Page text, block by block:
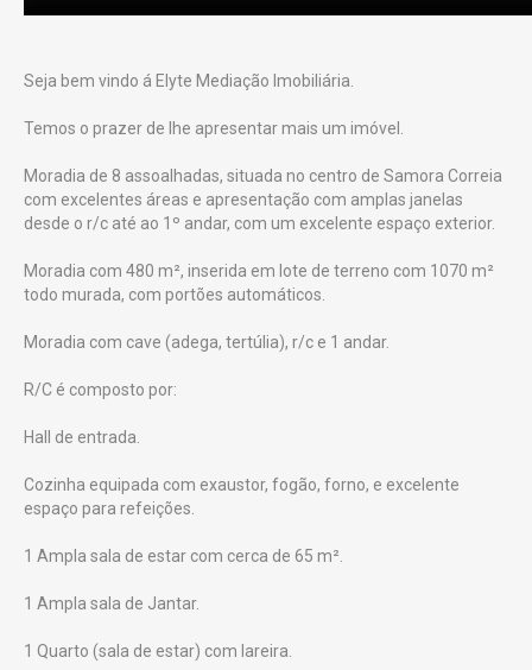
Seja bem vindo á Elyte Mediação Imobiliária.
Temos o prazer de lhe apresentar mais um imóvel.
Moradia de 8 assoalhadas, situada no centro de Samora Correia
com excelentes áreas e apresentação com amplas janelas
desde o r/c até ao 1º andar, com um excelente espaço exterior.
Moradia com 480 m², inserida em lote de terreno com 1070 m²
todo murada, com portões automáticos.
Moradia com cave (adega, tertúlia), r/c e 1 andar.
R/C é composto por:
Hall de entrada.
Cozinha equipada com exaustor, fogão, forno, e excelente
espaço para refeições.
1 Ampla sala de estar com cerca de 65 m².
1 Ampla sala de Jantar.
1 Quarto (sala de estar) com lareira.